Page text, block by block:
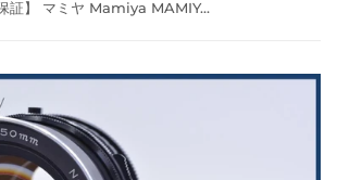
【動作保証】 マミヤ Mamiya MAMIYA-SEKOR C 250mm F4.5 同梱無料 #am4897